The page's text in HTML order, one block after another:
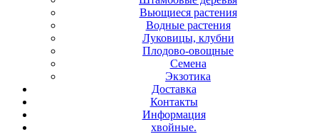
Вьющиеся растения
Водные растения
Луковицы, клубни
Плодово-овощные
Семена
Экзотика
Доставка
Контакты
Информация
хвойные.